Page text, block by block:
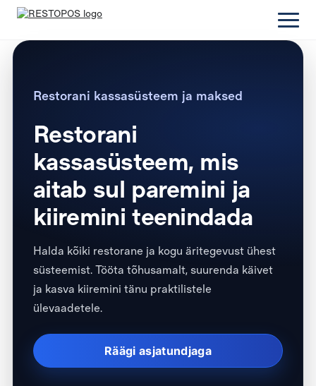
Restorani kassasüsteem ja maksed
Restorani
kassasüsteem, mis
aitab sul paremini ja
kiiremini teenindada
Halda kõiki restorane ja kogu äritegevust ühest
süsteemist. Tööta tõhusamalt, suurenda käivet
ja kasva kiiremini tänu praktilistele
ülevaadetele.
Räägi asjatundjaga